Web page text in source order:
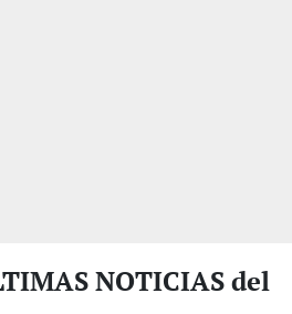
NOTICIAS del